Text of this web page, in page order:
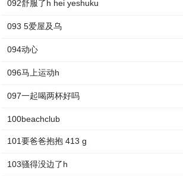
092舒服了h hei yeshuku
093 5爱屋及乌
094动心
096马上运动h
097一起喝两杯好吗
100beachclub
101要爸爸抱抱 413 g
103骚得没边了h